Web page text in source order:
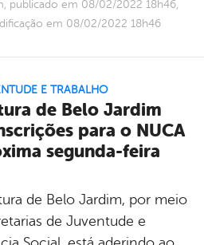
publicado em 08/02/2022 18h46,
em 08/02/2022 18h46
E TRABALHO
de Belo Jardim
para o NUCA
segunda-feira
de Belo Jardim, por meio
de Juventude e